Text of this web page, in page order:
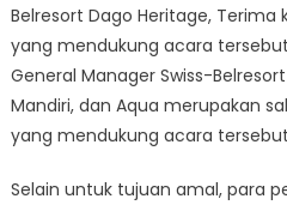
Belresort Dago Heritage,
yang mendukung acara
General Manager Swiss-Belresort
Mandiri, dan Aqua merupakan
yang mendukung acara
Selain untuk tujuan amal, para